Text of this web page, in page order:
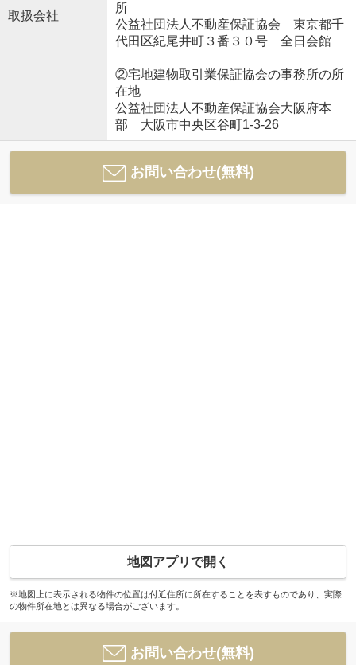
取扱会社
所
公益社団法人不動産保証協会 東京都千
代田区紀尾井町３番３０号 全日会館
②宅地建物取引業保証協会の事務所の所
在地
公益社団法人不動産保証協会大阪府本
部 大阪市中央区谷町1-3-26
お問い合わせ(無料)
地図アプリで開く
※地図上に表示される物件の位置は付近住所に所在することを表すものであり、実際
の物件所在地とは異なる場合がございます。
お問い合わせ(無料)